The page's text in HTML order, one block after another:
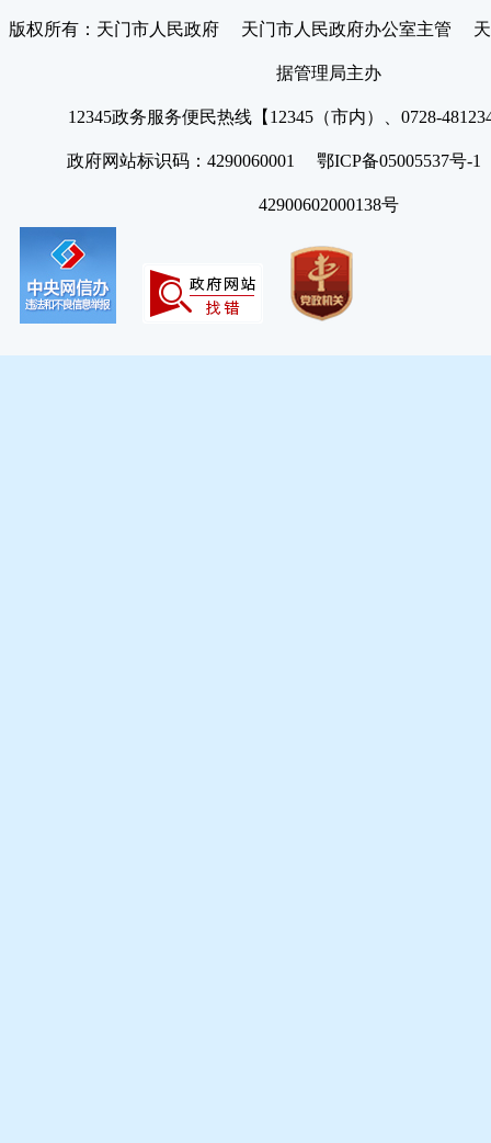
版权所有：天门市人民政府 天门市人民政府办公室主管 天
据管理局主办
12345政务服务便民热线【12345（市内）、0728-
政府网站标识码：4290060001 鄂ICP备05005537号
42900602000138号